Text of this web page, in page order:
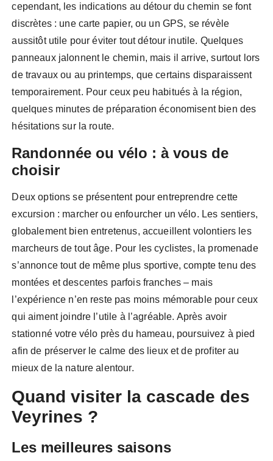
cependant, les indications au détour du chemin se font
discrètes : une carte papier, ou un GPS, se révèle
aussitôt utile pour éviter tout détour inutile. Quelques
panneaux jalonnent le chemin, mais il arrive, surtout lors
de travaux ou au printemps, que certains disparaissent
temporairement. Pour ceux peu habitués à la région,
quelques minutes de préparation économisent bien des
hésitations sur la route.
Randonnée ou vélo : à vous de
choisir
Deux options se présentent pour entreprendre cette
excursion : marcher ou enfourcher un vélo. Les sentiers,
globalement bien entretenus, accueillent volontiers les
marcheurs de tout âge. Pour les cyclistes, la promenade
s’annonce tout de même plus sportive, compte tenu des
montées et descentes parfois franches – mais
l’expérience n’en reste pas moins mémorable pour ceux
qui aiment joindre l’utile à l’agréable. Après avoir
stationné votre vélo près du hameau, poursuivez à pied
afin de préserver le calme des lieux et de profiter au
mieux de la nature alentour.
Quand visiter la cascade des
Veyrines ?
Les meilleures saisons